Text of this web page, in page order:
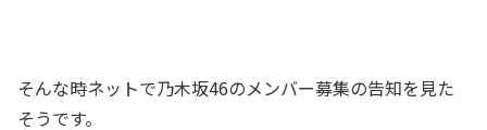
そんな時ネットで乃木坂46のメンバー募集の告知を見た
そうです。